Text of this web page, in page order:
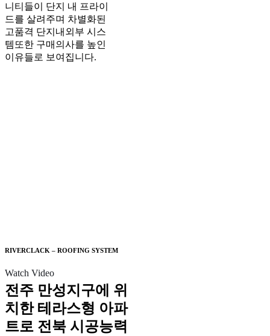
니티들이 단지 내 프라이
드를 살려주며 차별화된
고품격 단지내외부 시스
템또한 구매의사를 높인
이유들로 보여집니다.
RIVERCLACK – ROOFING SYSTEM
Watch Video
전주 만성지구에 위
치한 테라스형 아파
트로 전북 시공능력